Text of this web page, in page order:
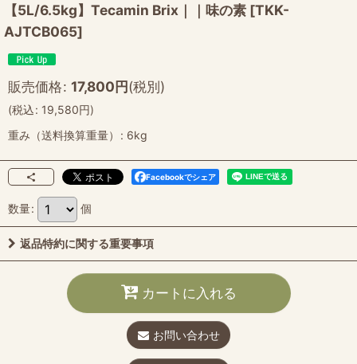
【5L/6.5kg】Tecamin Brix｜｜味の素 [TKK-
AJTCB065]
販売価格: 17,800円(税別)
(税込: 19,580円)
重み（送料換算重量）
: 6kg
Facebookでシェア
数量: 個
返品特約に関する重要事項
カートに入れる
お問い合わせ